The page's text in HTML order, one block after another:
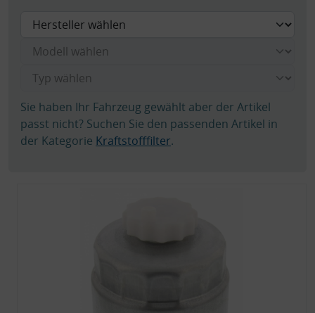
Sie haben Ihr Fahrzeug gewählt aber der Artikel
passt nicht? Suchen Sie den passenden Artikel in
der Kategorie Kraftstofffilter.